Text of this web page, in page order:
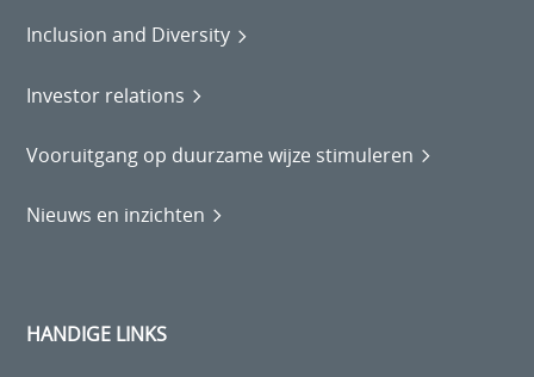
Inclusion and Diversity
Investor relations
Vooruitgang op duurzame wijze stimuleren
Nieuws en inzichten
HANDIGE LINKS